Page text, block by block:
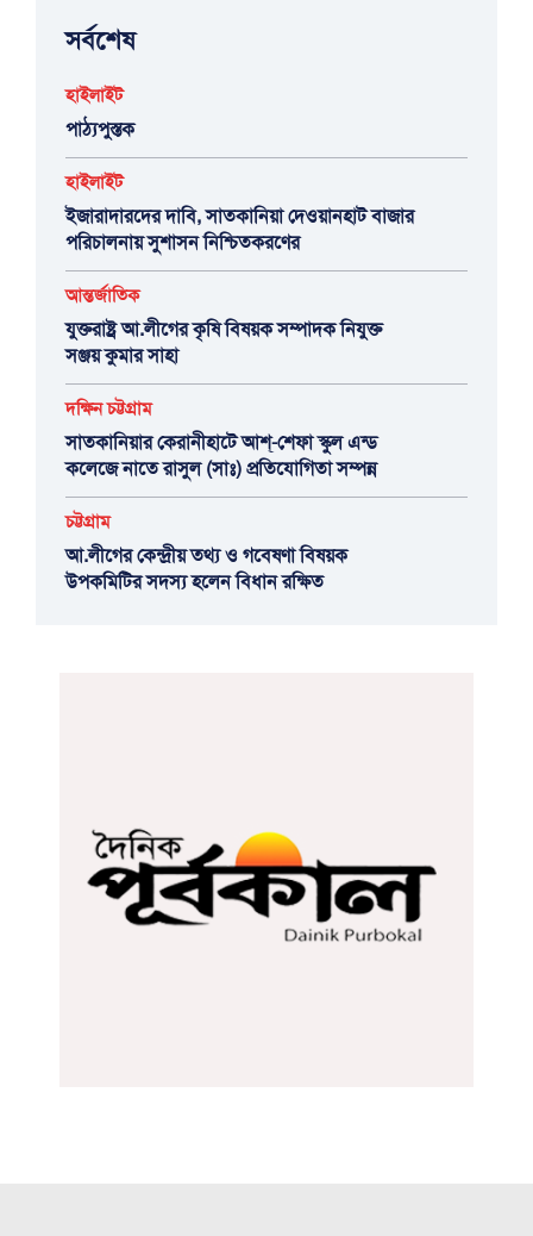
সর্বশেষ
হাইলাইট
পাঠ্যপুস্তক
হাইলাইট
ইজারাদারদের দাবি, সাতকানিয়া দেওয়ানহাট বাজার
পরিচালনায় সুশাসন নিশ্চিতকরণের
আন্তর্জাতিক
যুক্তরাষ্ট্র আ.লীগের কৃষি বিষয়ক সম্পাদক নিযুক্ত
সঞ্জয় কুমার সাহা
দক্ষিন চট্টগ্রাম
সাতকানিয়ার কেরানীহাটে আশ্-শেফা স্কুল এন্ড
কলেজে নাতে রাসুল (সাঃ) প্রতিযোগিতা সম্পন্ন
চট্টগ্রাম
আ.লীগের কেন্দ্রীয় তথ্য ও গবেষণা বিষয়ক
উপকমিটির সদস্য হলেন বিধান রক্ষিত